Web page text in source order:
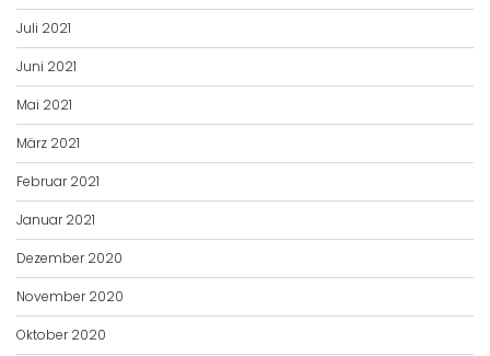
Juli 2021
Juni 2021
Mai 2021
März 2021
Februar 2021
Januar 2021
Dezember 2020
November 2020
Oktober 2020